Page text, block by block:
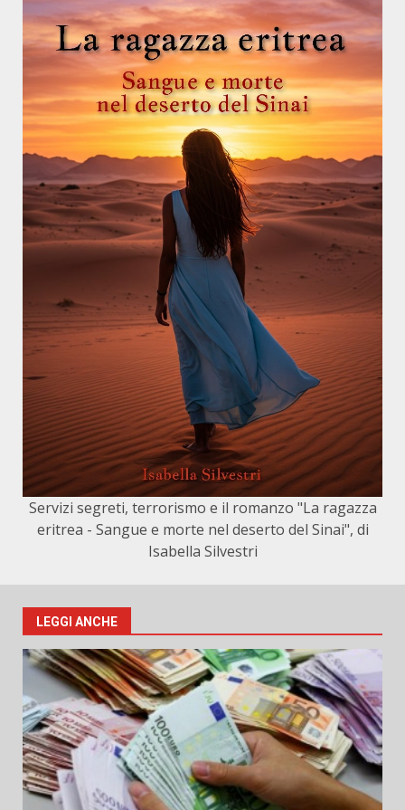
Servizi segreti, terrorismo e il romanzo "La ragazza
eritrea - Sangue e morte nel deserto del Sinai", di
Isabella Silvestri
LEGGI ANCHE